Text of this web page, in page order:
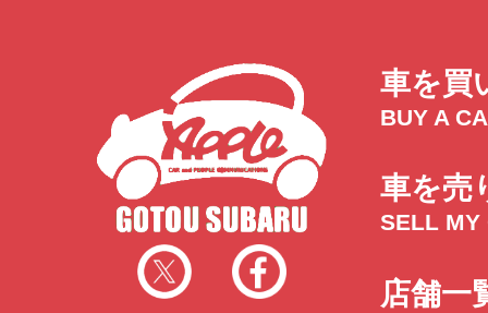
車を買
BUY A
車を売
SELL MY
店舗一